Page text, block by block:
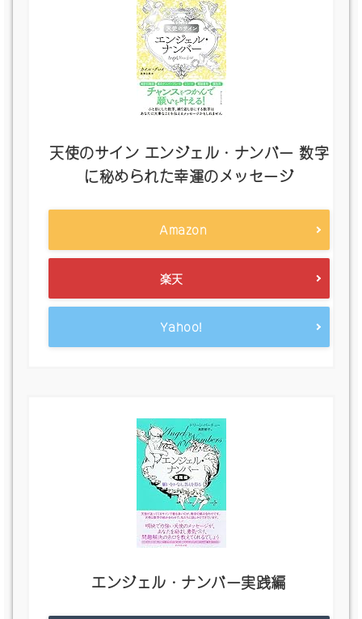
天使のサイン エンジェル・ナンバー 数字
に秘められた幸運のメッセージ
Amazon
楽天
Yahoo!
エンジェル・ナンバー実践編